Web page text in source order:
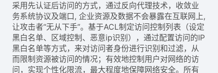
采用先认证后访问的方式，通过反向代理技术，收敛业
务系统协议及端口, 企业资源及数据不会暴露在互联网上,
让攻击者“无从下手”。基于ACL制定访问控制列表（设定
黑白名单、区域控制、恶意ip识别），通过配置访问的IP
黑白名单等方式，来对访问者身份进行识别和过滤，从
而限制资源被访问的情况；有效地控制用户对网络的访
问，实现个性化限流，最大程度地保障网络安全。所有